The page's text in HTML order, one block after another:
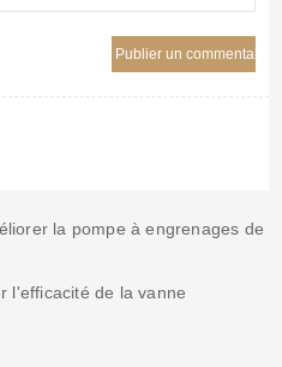
la pompe à engrenages de
l'efficacité de la vanne